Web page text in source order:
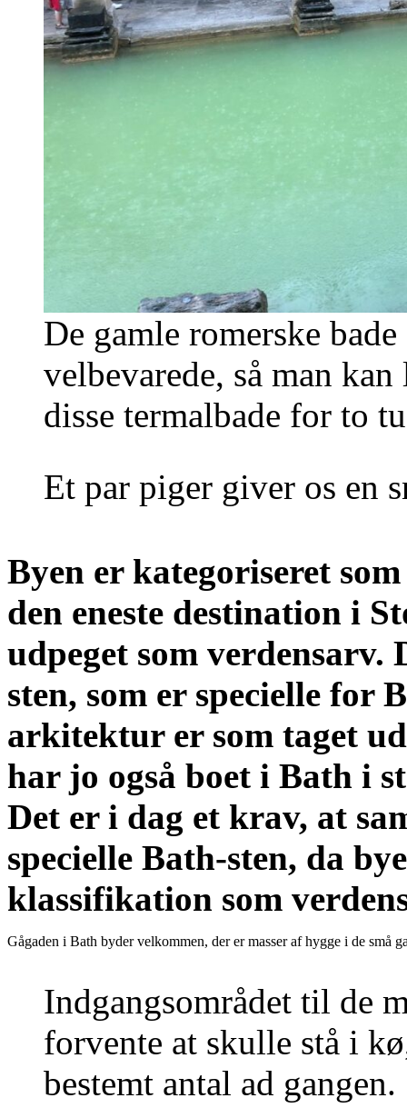
De gamle romerske
velbevarede, så man
disse termalbade for to
Et par piger giver os en
Byen er kategoriseret
den eneste destination i
udpeget som verdensarv.
sten, som er specielle for
arkitektur er som taget
har jo også boet i Bath i
Det er i dag et krav, at
specielle Bath-sten, da
klassifikation som
Gågaden i Bath byder velkommen, der er masser af hygge i de små
Indgangsområdet til de
forvente at skulle stå i
bestemt antal ad gangen.